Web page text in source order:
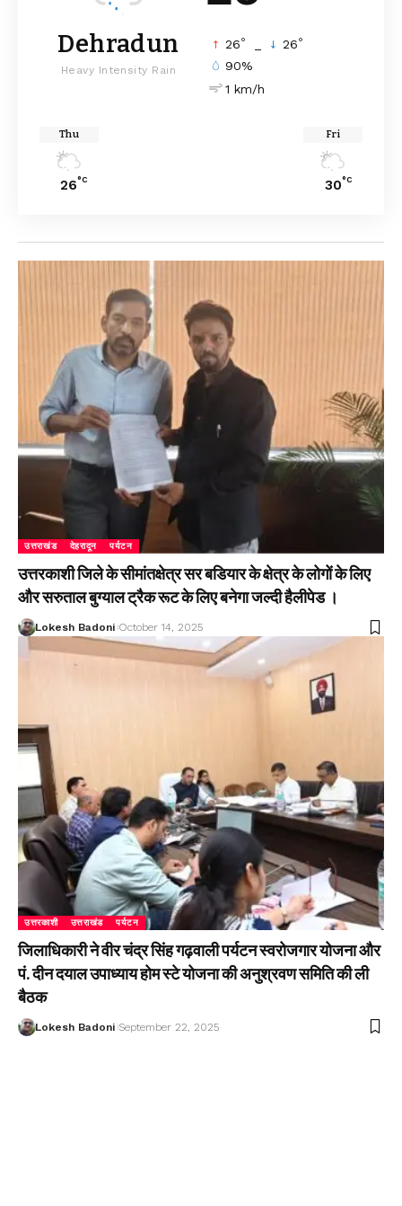
Dehradun
Heavy Intensity Rain
26° 26°
90%
1 km/h
Thu
26°C
Fri
30°C
उत्तराखंड देहरादून पर्यटन
उत्तरकाशी जिले के सीमांतक्षेत्र सर बडियार के क्षेत्र के लोगों के लिए
और सरुताल बुग्याल ट्रैक रूट के लिए बनेगा जल्दी हैलीपेड ।
Lokesh Badoni October 14, 2025
उत्तरकाशी उत्तराखंड पर्यटन
जिलाधिकारी ने वीर चंद्र सिंह गढ़वाली पर्यटन स्वरोजगार योजना और
पं. दीन दयाल उपाध्याय होम स्टे योजना की अनुश्रवण समिति की ली
बैठक
Lokesh Badoni September 22, 2025